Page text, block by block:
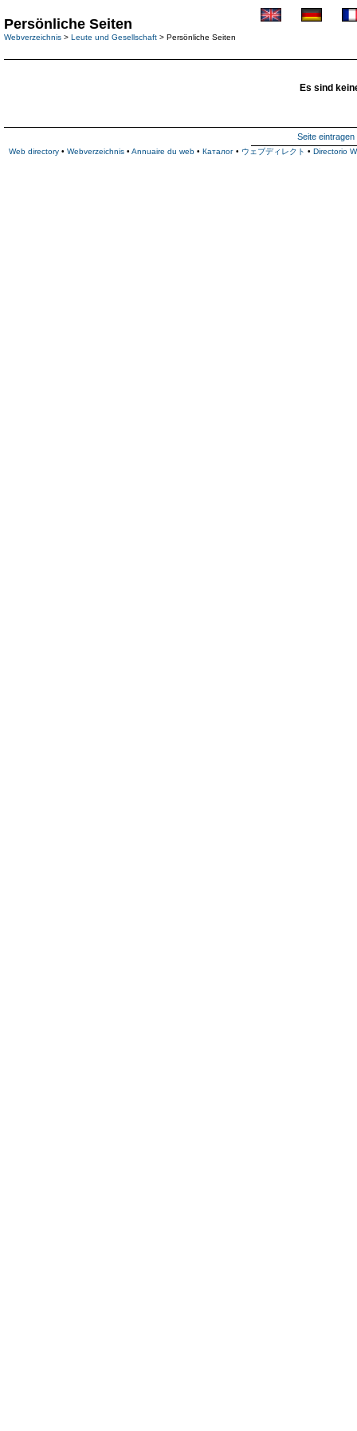
Persönliche Seiten
Webverzeichnis > Leute und Gesellschaft > Persönliche Seiten
Es sind
Seite eintragen
Web directory • Webverzeichnis • Annuaire du web • Каталог • ウェブディレクト • Directorio